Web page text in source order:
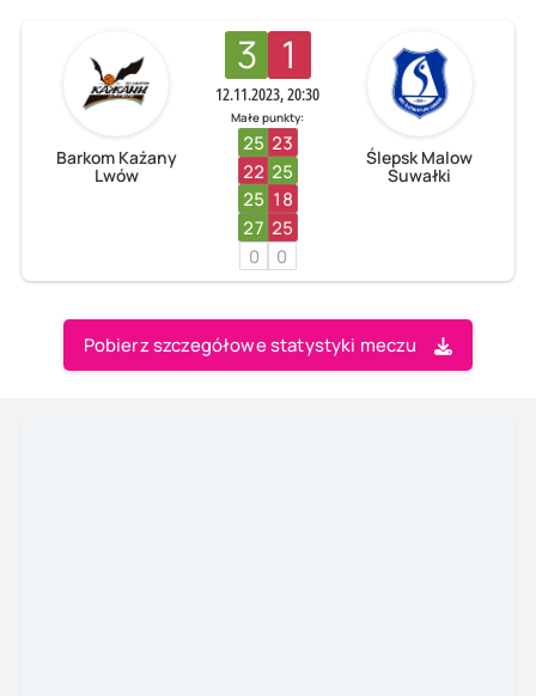
Barkom Każany
Lwów
3 1
12.11.2023, 20:30
Małe punkty:
25 23
22 25
25 18
27 25
0
0
Ślepsk Malow
Suwałki
Pobierz szczegółowe statystyki meczu